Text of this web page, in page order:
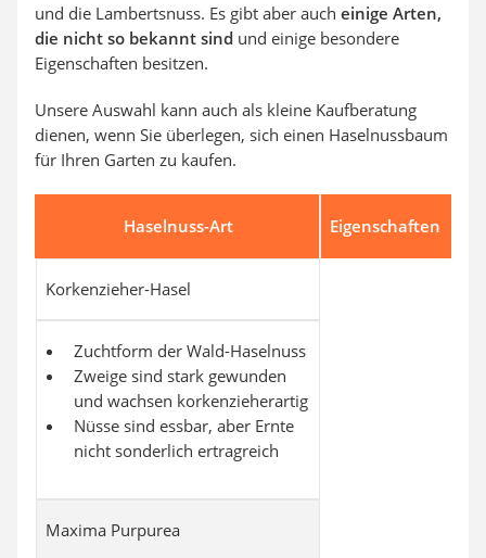
und die Lambertsnuss. Es gibt aber auch einige Arten,
die nicht so bekannt sind und einige besondere
Eigenschaften besitzen.
Unsere Auswahl kann auch als kleine Kaufberatung
dienen, wenn Sie überlegen, sich einen Haselnussbaum
für Ihren Garten zu kaufen.
Haselnuss-Art Eigenschaften
Korkenzieher-Hasel
Zuchtform der Wald-Haselnuss
Zweige sind stark gewunden
und wachsen korkenzieherartig
Nüsse sind essbar, aber Ernte
nicht sonderlich ertragreich
Maxima Purpurea